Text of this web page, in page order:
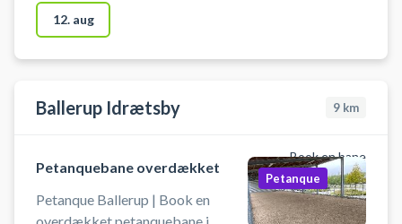
Når du ankommer skal du
kontakte halvagten på tlf.nr. 45 80
45 25.
12. aug
Ballerup Idrætsby 9 km
Book en bane
Petanquebane overdækket
Petanque Ballerup | Book en
Petanque